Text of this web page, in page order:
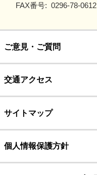
FAX番号: 0296-78-0612
ご意見・ご質問
交通アクセス
サイトマップ
個人情報保護方針